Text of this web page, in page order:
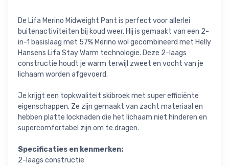
De Lifa Merino Midweight Pant is perfect voor allerlei
buitenactiviteiten bij koud weer. Hij is gemaakt van een 2-
in-1 basislaag met 57% Merino wol gecombineerd met Helly
Hansens Lifa Stay Warm technologie. Deze 2-laags
constructie houdt je warm terwijl zweet en vocht van je
lichaam worden afgevoerd.
Je krijgt een topkwaliteit skibroek met super efficiënte
eigenschappen. Ze zijn gemaakt van zacht materiaal en
hebben platte locknaden die het lichaam niet hinderen en
supercomfortabel zijn om te dragen.
Specificaties en kenmerken:
2-laags constructie